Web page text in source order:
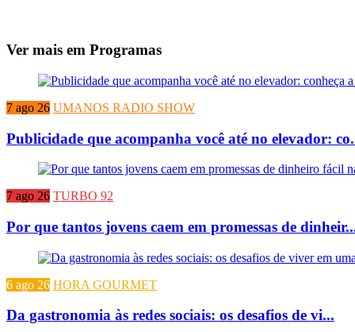
Ver mais em Programas
7 ago 26 UMANOS RADIO SHOW
Publicidade que acompanha você até no elevador:
7 ago 26 TURBO 92
Por que tantos jovens caem em promessas de
6 ago 26 HORA GOURMET
Da gastronomia às redes sociais: os desafios de vi...